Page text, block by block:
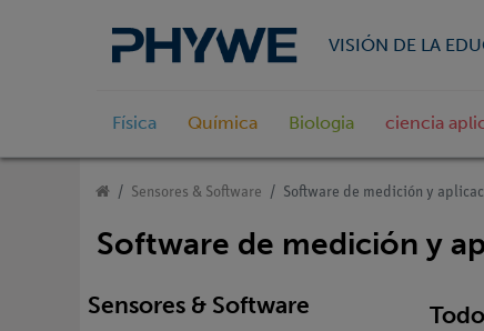
VISIÓN DE LA
Física Química Biologia ciencia
Sensores & Software Software de medición y
Software de medición y
Sensores & Software